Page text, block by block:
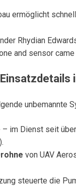
ermöglicht
Rhydian
and sensor
unbemannte
– im Dienst seit
von UAV
steuerte die